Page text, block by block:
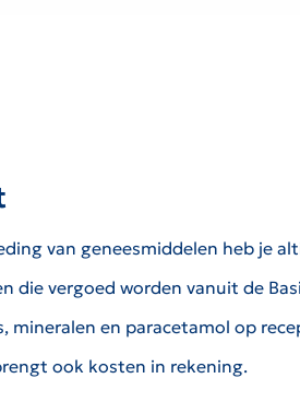
van geneesmiddelen heb je
die vergoed worden vanuit de
mineralen en paracetamol op
ook kosten in rekening.